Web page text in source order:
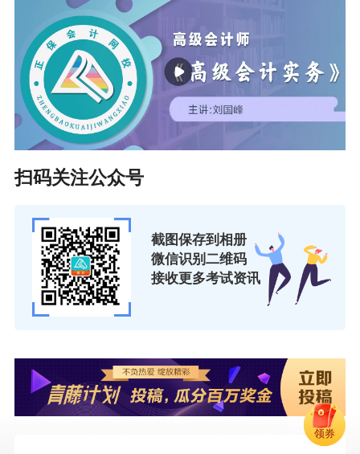
扫码关注公众号
截图保存到相册
微信识别二维码
接收更多考试资讯
领券